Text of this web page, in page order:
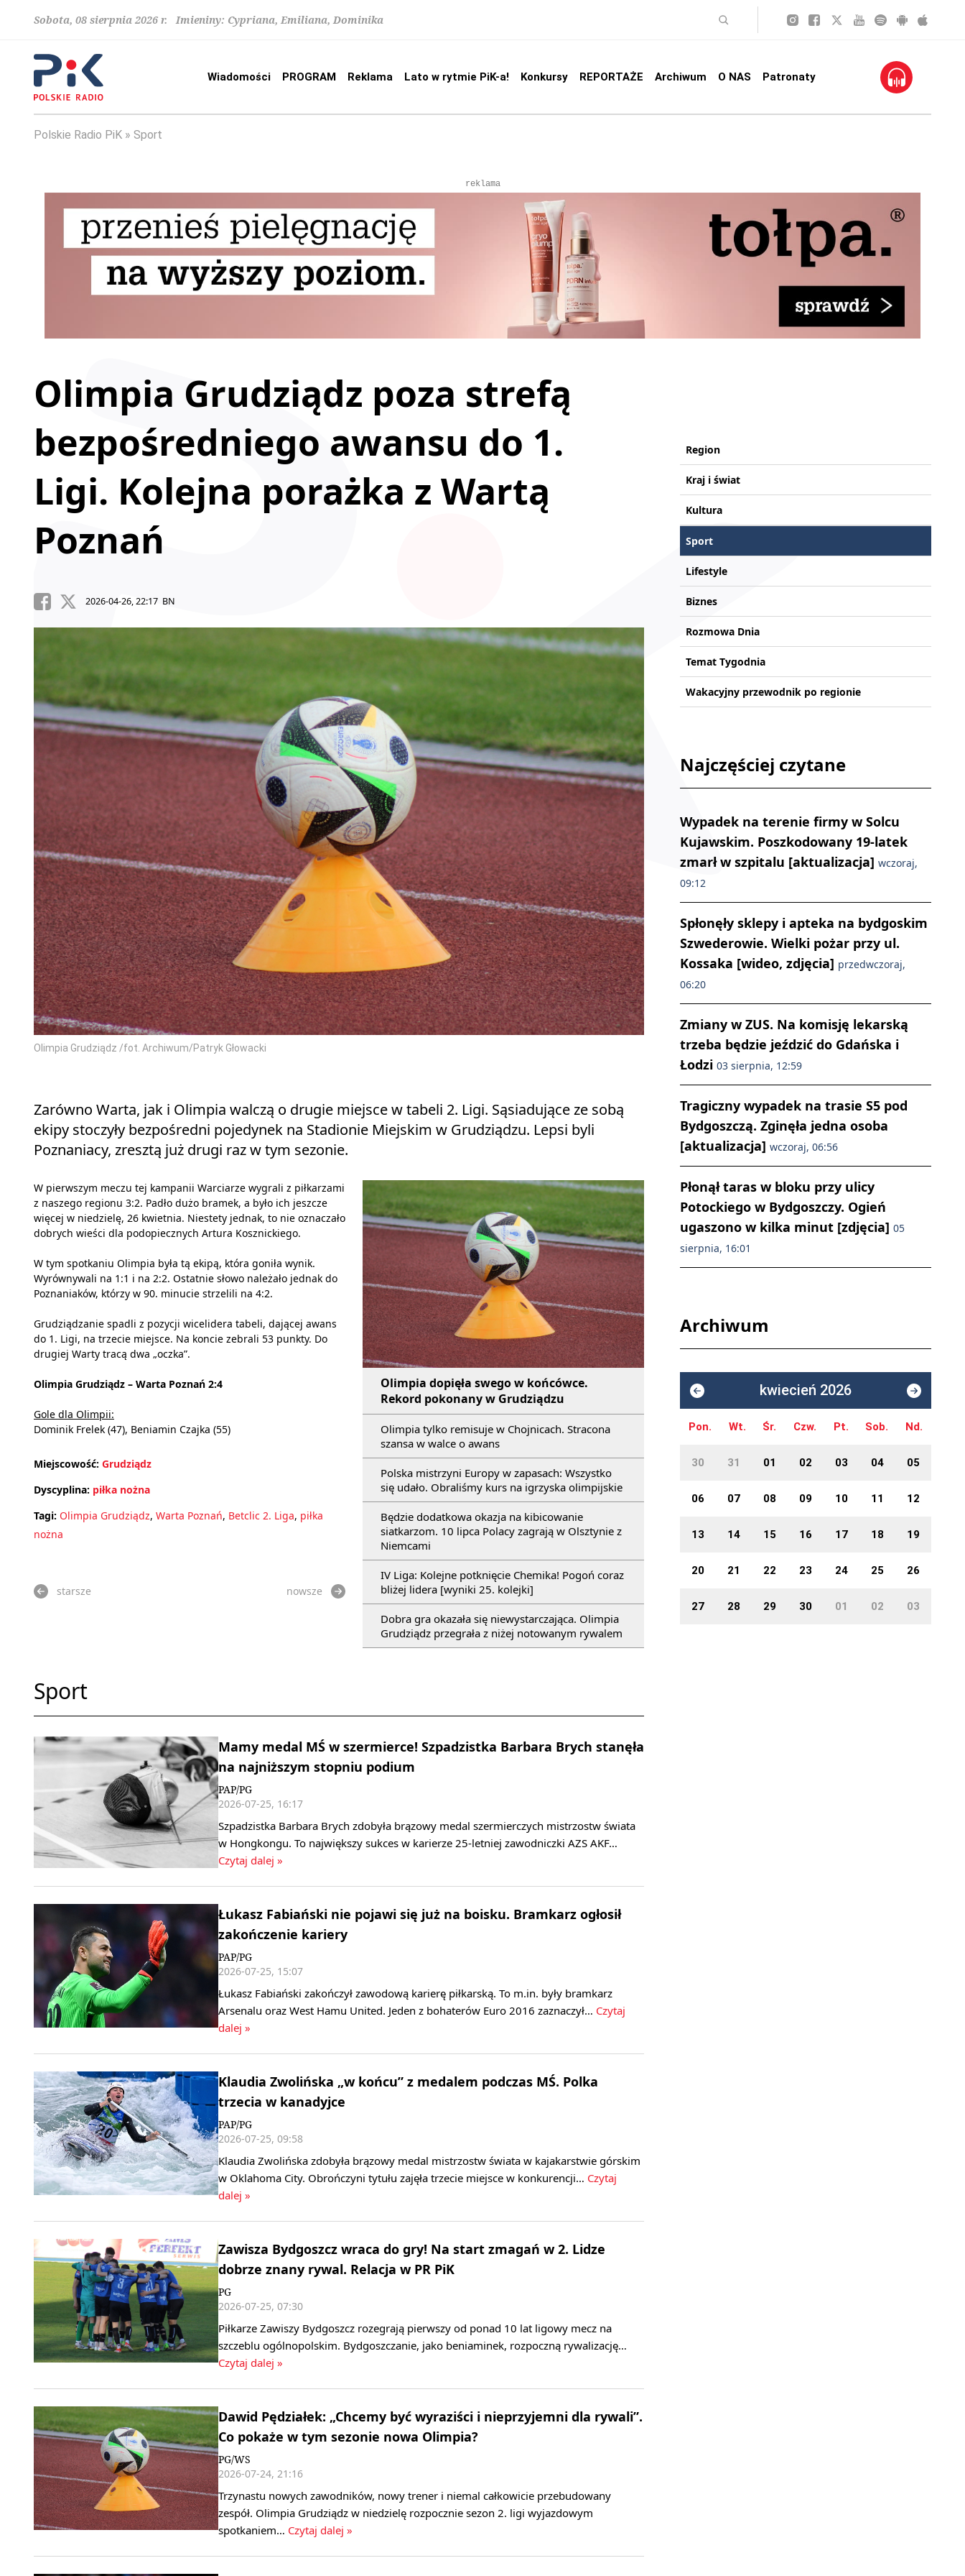
Sobota, 08 sierpnia 2026 r. Imieniny: Cypriana, Emiliana, Dominika
Wiadomości PROGRAM Reklama Lato w rytmie PiK-a! Konkursy REPORTAŻE Archiwum O NAS Patronaty
Polskie Radio PiK Sport
reklama
Olimpia Grudziądz poza strefą
bezpośredniego awansu do 1.
Ligi. Kolejna porażka z Wartą
Poznań
2026-04-26, 22:17 BN
Olimpia Grudziądz /fot. Archiwum/Patryk Głowacki
Zarówno Warta, jak i Olimpia walczą o drugie miejsce w tabeli 2. Ligi. Sąsiadujące ze sobą
ekipy stoczyły bezpośredni pojedynek na Stadionie Miejskim w Grudziądzu. Lepsi byli
Poznaniacy, zresztą już drugi raz w tym sezonie.
Olimpia dopięła swego w końcówce.
Rekord pokonany w Grudziądzu
Olimpia tylko remisuje w Chojnicach. Stracona
szansa w walce o awans
Polska mistrzyni Europy w zapasach: Wszystko
się udało. Obraliśmy kurs na igrzyska olimpijskie
Będzie dodatkowa okazja na kibicowanie
siatkarzom. 10 lipca Polacy zagrają w Olsztynie z
Niemcami
IV Liga: Kolejne potknięcie Chemika! Pogoń coraz
bliżej lidera [wyniki 25. kolejki]
Dobra gra okazała się niewystarczająca. Olimpia
Grudziądz przegrała z niżej notowanym rywalem
W pierwszym meczu tej kampanii Warciarze wygrali z piłkarzami
z naszego regionu 3:2. Padło dużo bramek, a było ich jeszcze
więcej w niedzielę, 26 kwietnia. Niestety jednak, to nie oznaczało
dobrych wieści dla podopiecznych Artura Kosznickiego.
W tym spotkaniu Olimpia była tą ekipą, która goniła wynik.
Wyrównywali na 1:1 i na 2:2. Ostatnie słowo należało jednak do
Poznaniaków, którzy w 90. minucie strzelili na 4:2.
Grudziądzanie spadli z pozycji wicelidera tabeli, dającej awans
do 1. Ligi, na trzecie miejsce. Na koncie zebrali 53 punkty. Do
drugiej Warty tracą dwa „oczka”.
Olimpia Grudziądz – Warta Poznań 2:4
Gole dla Olimpii:
Dominik Frelek (47), Beniamin Czajka (55)
Miejscowość: Grudziądz
Dyscyplina: piłka nożna
Tagi: Olimpia Grudziądz, Warta Poznań, Betclic 2. Liga, piłka
nożna
starsze nowsze
Sport
Mamy medal MŚ w szermierce! Szpadzistka Barbara Brych stanęła
na najniższym stopniu podium
PAP/PG
2026-07-25, 16:17
Szpadzistka Barbara Brych zdobyła brązowy medal szermierczych mistrzostw świata
w Hongkongu. To największy sukces w karierze 25-letniej zawodniczki AZS AKF…
Czytaj dalej »
Łukasz Fabiański nie pojawi się już na boisku. Bramkarz ogłosił
zakończenie kariery
PAP/PG
2026-07-25, 15:07
Łukasz Fabiański zakończył zawodową karierę piłkarską. To m.in. były bramkarz
Arsenalu oraz West Hamu United. Jeden z bohaterów Euro 2016 zaznaczył… Czytaj
dalej »
Klaudia Zwolińska „w końcu” z medalem podczas MŚ. Polka
trzecia w kanadyjce
PAP/PG
2026-07-25, 09:58
Klaudia Zwolińska zdobyła brązowy medal mistrzostw świata w kajakarstwie górskim
w Oklahoma City. Obrończyni tytułu zajęła trzecie miejsce w konkurencji… Czytaj
dalej »
Zawisza Bydgoszcz wraca do gry! Na start zmagań w 2. Lidze
dobrze znany rywal. Relacja w PR PiK
PG
2026-07-25, 07:30
Piłkarze Zawiszy Bydgoszcz rozegrają pierwszy od ponad 10 lat ligowy mecz na
szczeblu ogólnopolskim. Bydgoszczanie, jako beniaminek, rozpoczną rywalizację…
Czytaj dalej »
Dawid Pędziałek: „Chcemy być wyraziści i nieprzyjemni dla rywali”.
Co pokaże w tym sezonie nowa Olimpia?
PG/WS
2026-07-24, 21:16
Trzynastu nowych zawodników, nowy trener i niemal całkowicie przebudowany
zespół. Olimpia Grudziądz w niedzielę rozpocznie sezon 2. ligi wyjazdowym
spotkaniem… Czytaj dalej »
Region
Kraj i świat
Kultura
Sport
Lifestyle
Biznes
Rozmowa Dnia
Temat Tygodnia
Wakacyjny przewodnik po regionie
Najczęściej czytane
Wypadek na terenie firmy w Solcu
Kujawskim. Poszkodowany 19-latek
zmarł w szpitalu [aktualizacja] wczoraj,
09:12
Spłonęły sklepy i apteka na bydgoskim
Szwederowie. Wielki pożar przy ul.
Kossaka [wideo, zdjęcia] przedwczoraj,
06:20
Zmiany w ZUS. Na komisję lekarską
trzeba będzie jeździć do Gdańska i
Łodzi 03 sierpnia, 12:59
Tragiczny wypadek na trasie S5 pod
Bydgoszczą. Zginęła jedna osoba
[aktualizacja] wczoraj, 06:56
Płonął taras w bloku przy ulicy
Potockiego w Bydgoszczy. Ogień
ugaszono w kilka minut [zdjęcia] 05
sierpnia, 16:01
Archiwum
kwiecień 2026
Pon. Wt. Śr. Czw. Pt. Sob. Nd.
30 31 01 02 03 04 05
06 07 08 09 10 11 12
13 14 15 16 17 18 19
20 21 22 23 24 25 26
27 28 29 30 01 02 03